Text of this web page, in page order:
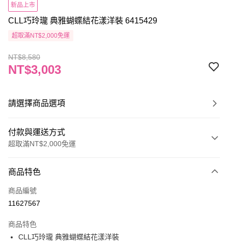
新品上市
CLL巧玲瓏 典雅蝴蝶結花漾洋裝 6415429
超取滿NT$2,000免運
NT$8,580
NT$3,003
請選擇商品選項
付款與運送方式
超取滿NT$2,000免運
信用卡一次付款
信用卡分期付款
合作金庫商業銀行
華南商業銀行
超商取貨付款
商品特色
商品編號
11627567
商品特色
CLL巧玲瓏 典雅蝴蝶結花漾洋裝